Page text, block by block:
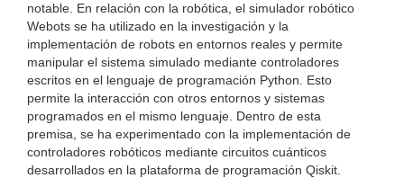
notable. En relación con la robótica, el simulador robótico
Webots se ha utilizado en la investigación y la
implementación de robots en entornos reales y permite
manipular el sistema simulado mediante controladores
escritos en el lenguaje de programación Python. Esto
permite la interacción con otros entornos y sistemas
programados en el mismo lenguaje. Dentro de esta
premisa, se ha experimentado con la implementación de
controladores robóticos mediante circuitos cuánticos
desarrollados en la plataforma de programación Qiskit.